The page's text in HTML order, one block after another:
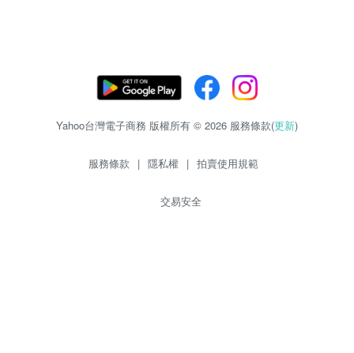
Yahoo台灣電子商務 版權所有 © 2026 服務條款(更新)
服務條款 | 隱私權 | 拍賣使用規範
交易安全